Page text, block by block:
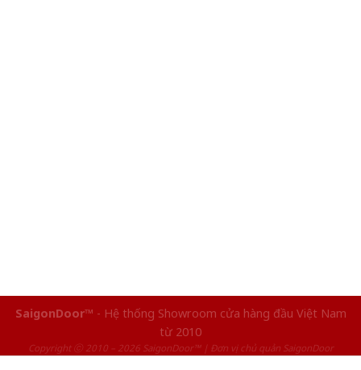
SaigonDoor™ - Hệ thống Showroom cửa hàng đầu Việt Nam
từ 2010
Copyright ⓒ 2010 – 2026 SaigonDoor™ | Đơn vị chủ quản SaigonDoor